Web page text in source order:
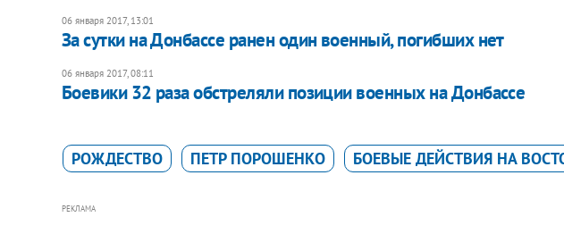
06 января 2017, 13:01
За сутки на Донбассе ранен один военный, погибших нет
06 января 2017, 08:11
Боевики 32 раза обстреляли позиции военных на Донбассе
РОЖДЕСТВО ПЕТР ПОРОШЕНКО БОЕВЫЕ ДЕЙСТВИЯ НА
РЕКЛАМА